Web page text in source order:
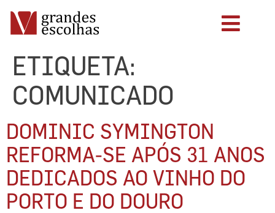
ETIQUETA:
COMUNICADO
DOMINIC SYMINGTON
REFORMA-SE APÓS 31 ANOS
DEDICADOS AO VINHO DO
PORTO E DO DOURO